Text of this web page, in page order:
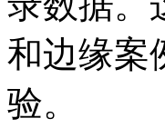
和边缘案
验。